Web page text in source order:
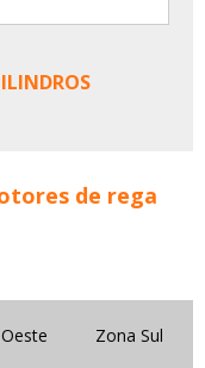
de rega
Zona Sul